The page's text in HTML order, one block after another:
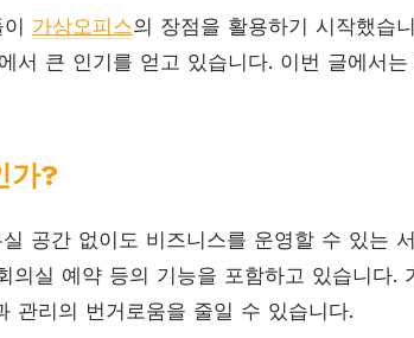
가상오피스의 장점을 활용하기 시작했습
서 큰 인기를 얻고 있습니다. 이번 글에서
가?
공간 없이도 비즈니스를 운영할 수 있는
의실 예약 등의 기능을 포함하고 있습니다.
관리의 번거로움을 줄일 수 있습니다.